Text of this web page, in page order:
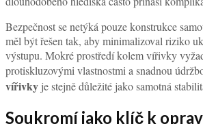
estetiku, ale ve skutečnosti je potřeba
Důležitá je technická připravenost prostoru,
rozvodů, ochrana před povětrnostními vlivy i
Umístění vířivky na zahraděby proto mělo
promyšleného rozhodnutí, nikoliv impulzivní